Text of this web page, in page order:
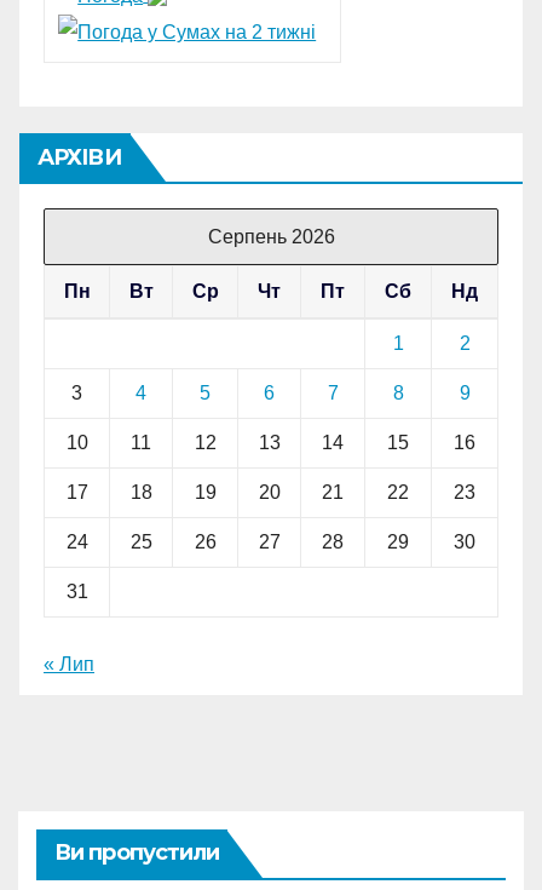
АРХІВИ
Серпень 2026
Пн Вт Ср Чт Пт Сб Нд
1 2
3 4 5 6 7 8 9
10 11 12 13 14 15 16
17 18 19 20 21 22 23
24 25 26 27 28 29 30
31
« Лип
Ви пропустили